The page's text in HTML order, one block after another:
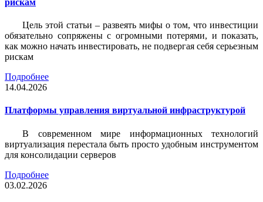
Цель этой статьи – развеять мифы о том, что инвестиции
обязательно сопряжены с огромными потерями, и показать,
как можно начать инвестировать, не подвергая себя серьезным
рискам
Подробнее
14.04.2026
Платформы управления виртуальной инфраструктурой
В современном мире информационных технологий
виртуализация перестала быть просто удобным инструментом
для консолидации серверов
Подробнее
03.02.2026